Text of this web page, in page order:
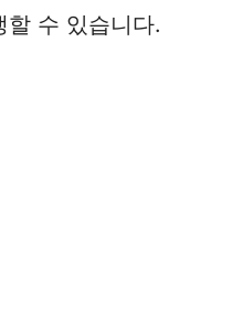
할 수 있습니다.